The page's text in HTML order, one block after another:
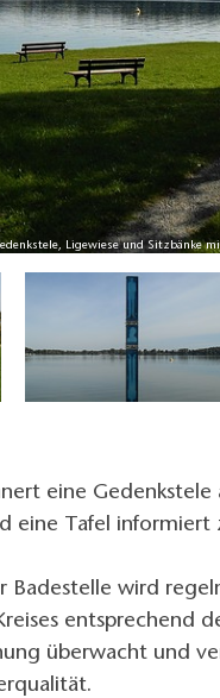
Ligewiese und Sitzbänke
eine Gedenkstele
eine Tafel informiert
Badestelle wird
entsprechend
überwacht und